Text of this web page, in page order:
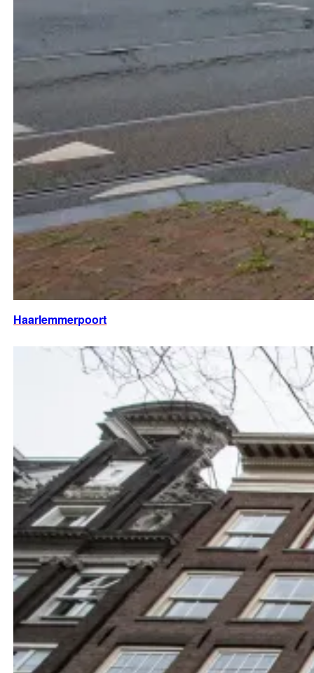
Haarlemmerpoort